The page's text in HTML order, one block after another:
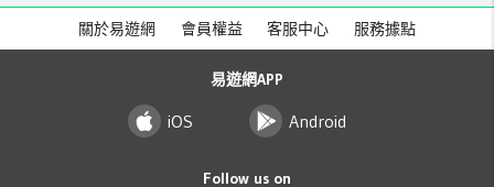
關於易遊網 會員權益 客服中心 服務據點
易遊網APP
iOS Android
Follow us on